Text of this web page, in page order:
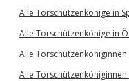
Alle Torschützenkönige in
Alle Torschützenkönige in
Alle
Alle